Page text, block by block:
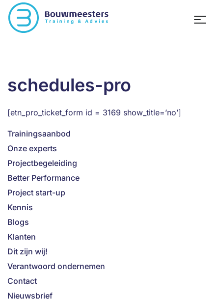
schedules-pro
[etn_pro_ticket_form id = 3169 show_title=’no’]
Trainingsaanbod
Onze experts
Projectbegeleiding
Better Performance
Project start-up
Kennis
Blogs
Klanten
Dit zijn wij!
Verantwoord ondernemen
Contact
Nieuwsbrief